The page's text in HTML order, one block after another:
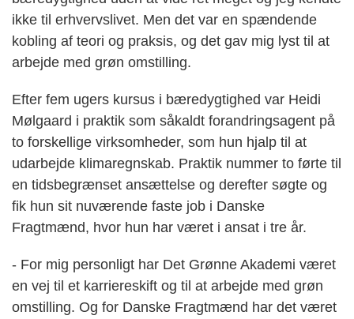
ikke til erhvervslivet. Men det var en spændende
kobling af teori og praksis, og det gav mig lyst til at
arbejde med grøn omstilling.
Efter fem ugers kursus i bæredygtighed var Heidi
Mølgaard i praktik som såkaldt forandringsagent på
to forskellige virksomheder, som hun hjalp til at
udarbejde klimaregnskab. Praktik nummer to førte til
en tidsbegrænset ansættelse og derefter søgte og
fik hun sit nuværende faste job i Danske
Fragtmænd, hvor hun har været i ansat i tre år.
- For mig personligt har Det Grønne Akademi været
en vej til et karriereskift og til at arbejde med grøn
omstilling. Og for Danske Fragtmænd har det været